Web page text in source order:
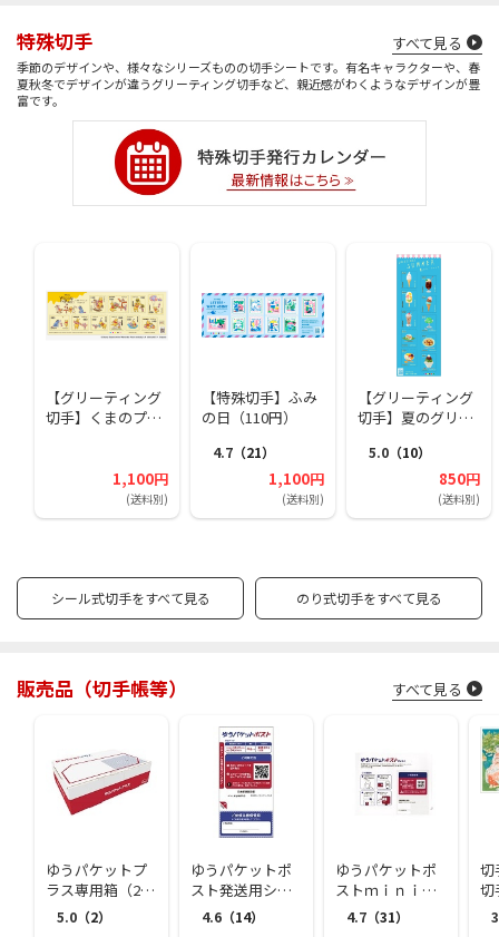
特殊切手 すべて見る
季節のデザインや、様々なシリーズものの切手シートです。有名キャラクターや、春
夏秋冬でデザインが違うグリーティング切手など、親近感がわくようなデザインが豊
富です。
【グリーティング
切手】くまのプー
1,100円
(送料別)
【特殊切手】ふみ
の日（110円）
4.7 （21）
1,100円
(送料別)
【グリーティング
切手】夏のグリー
5.0 （10）
850円
(送料別)
シール式切手をすべて見る のり式切手をすべて見る
販売品（切手帳等） すべて見る
ゆうパケットプ
ラス専用箱（25
個セット）
5.0 （2）
ゆうパケットポ
スト発送用シー
ル（1個（20枚）
セット）
4.6 （14）
ゆうパケットポ
ストｍｉｎｉ封
筒（1個（50枚）
セット）
4.7 （31）
切